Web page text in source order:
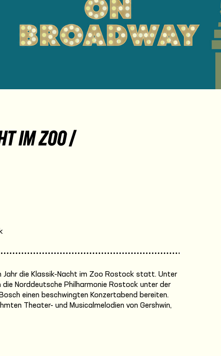
IM ZOO /
Jahr die Klassik-Nacht im Zoo Rostock statt. Unter
die Norddeutsche Philharmonie Rostock unter der
einen beschwingten Konzertabend bereiten.
Theater- und Musicalmelodien von Gershwin,